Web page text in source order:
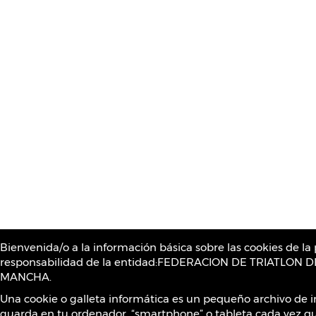
Bienvenida/o a la información básica sobre las cookies de
responsabilidad de la entidad:FEDERACION DE TRIATLON
MANCHA.
Una cookie o galleta informática es un pequeño archivo de